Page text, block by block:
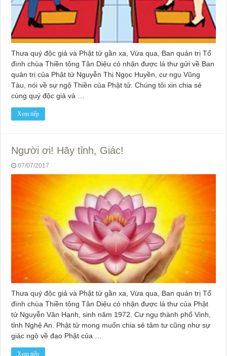
Thưa quý độc giả và Phật tử gần xa, Vừa qua, Ban quản trị Tổ
đình chùa Thiền tông Tân Diệu có nhận được lá thư gửi về Ban
quản trị của Phật tử Nguyễn Thị Ngọc Huyền, cư ngụ Vũng
Tàu, nói về sự ngộ Thiền của Phật tử. Chúng tôi xin chia sẻ
cùng quý độc giả và …
Xem tiếp
Người ơi! Hãy tỉnh, Giác!
07/07/2017
Thưa quý độc giả và Phật tử gần xa, Vừa qua, Ban quản trị Tổ
đình chùa Thiền tông Tân Diệu có nhận được lá thư của Phật
tử Nguyễn Văn Hạnh, sinh năm 1972. Cư ngụ thành phố Vinh,
tỉnh Nghệ An. Phật tử mong muốn chia sẻ tâm tư cũng như sự
giác ngộ về đạo Phật của …
Xem tiếp